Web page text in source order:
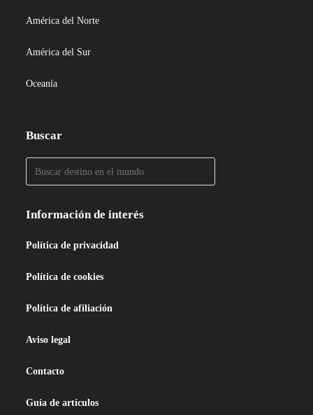
América del Norte
América del Sur
Oceanía
Buscar
Información de interés
Política de privacidad
Política de cookies
Política de afiliación
Aviso legal
Contacto
Guía de artículos